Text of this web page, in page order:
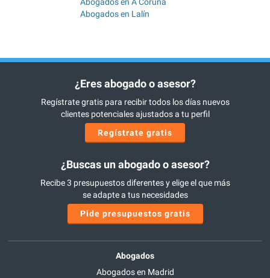
Abogados en Lalín
¿Eres abogado o asesor?
Regístrate gratis para recibir todos los días nuevos
clientes potenciales ajustados a tu perfil
Regístrate gratis
¿Buscas un abogado o asesor?
Recibe 3 presupuestos diferentes y elige el que más
se adapte a tus necesidades
Pide presupuestos gratis
Abogados
Abogados en Madrid